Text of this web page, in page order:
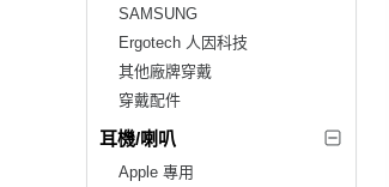
SAMSUNG
Ergotech 人因科技
其他廠牌穿戴
穿戴配件
耳機/喇叭
Apple 專用